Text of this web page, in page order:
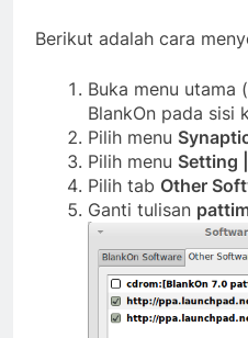
Berikut adalah cara
Buka menu utama
BlankOn pada sisi
Pilih menu
Pilih menu Setting
Pilih tab Other
Ganti tulisan